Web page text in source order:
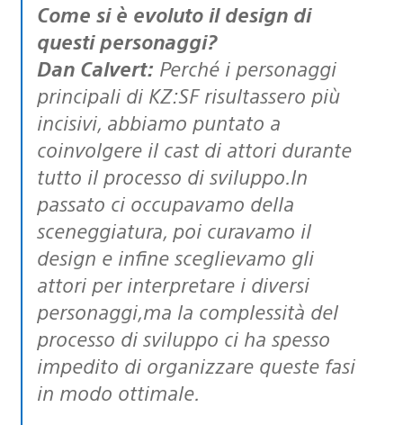
Come si è evoluto il design di
questi personaggi?
Dan Calvert: Perché i personaggi
principali di KZ:SF risultassero più
incisivi, abbiamo puntato a
coinvolgere il cast di attori durante
tutto il processo di sviluppo.In
passato ci occupavamo della
sceneggiatura, poi curavamo il
design e infine sceglievamo gli
attori per interpretare i diversi
personaggi,ma la complessità del
processo di sviluppo ci ha spesso
impedito di organizzare queste fasi
in modo ottimale.